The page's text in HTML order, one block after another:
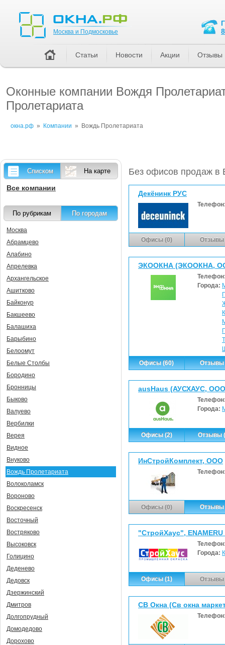
Оконные компании Вождя
Пролетариата
окна.рф » Компании » Вождь Пролетариата
Без офисов продаж в
Декёнинк РУС
Офисы (0) Отзывы
ЭКООКНА (ЭКООКНА,
Города:
Офисы (60)
Отзывы
ausHaus (АУСХАУС,
Города:
Офисы (2) Отзывы
ИнСтройКомплект, ООО
Офисы (0) Отзывы
"СтройХаус",
Города:
Офисы (1) Отзывы
СВ Окна (Св окна
Списком На карте
Все компании
По рубрикам По городам
Москва
Абрамцево
Алабино
Апрелевка
Архангельское
Ашитково
Байконур
Бакшеево
Балашиха
Барыбино
Белоомут
Белые Столбы
Бородино
Бронницы
Быково
Валуево
Вербилки
Верея
Видное
Внуково
Вождь Пролетариата
Волоколамск
Вороново
Воскресенск
Восточный
Востряково
Высоковск
Голицино
Деденево
Дедовск
Дзержинский
Дмитров
Долгопрудный
Домодедово
Дорохово
Москва и Подмосковье
Статьи Новости Акции Отзывы